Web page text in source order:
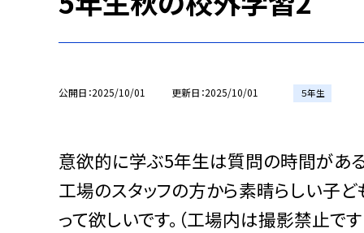
公開日 2025/10/01 更新日 2025/10/01 ５年生
意欲的に学ぶ5年生は質問の時間があ
工場のスタッフの方から素晴らしい子
って欲しいです。（工場内は撮影禁止です